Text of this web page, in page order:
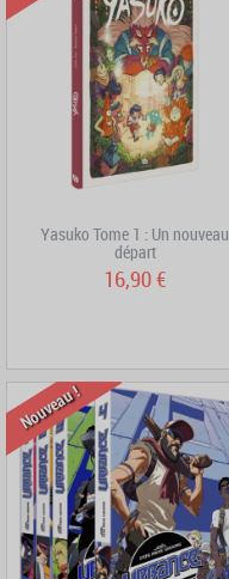
Yasuko Tome 1 : Un nouveau
départ
16,90 €
Nouveau !